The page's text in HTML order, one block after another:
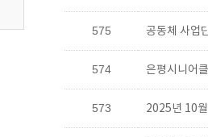
575 공동체 사업
574 은평시니어
573 2025년 10